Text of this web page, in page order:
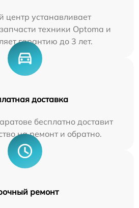
центр устанавливает
техники Optoma и
гарантию до 3 лет.
доставка
бесплатно доставит
на ремонт и обратно.
ремонт